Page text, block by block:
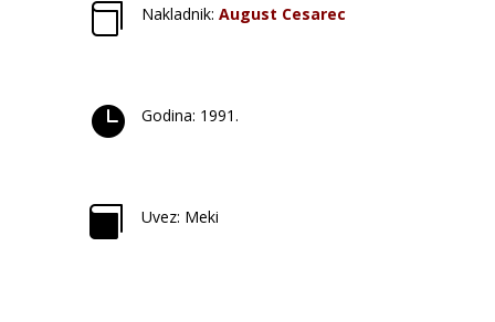
 Nakladnik: August Cesarec
 Godina: 1991.
 Uvez: Meki